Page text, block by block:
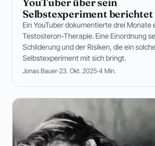
Selbstexperiment berichtet
Ein YouTuber dokumentierte drei Monate
Testosteron-Therapie. Eine Einordnung
Schilderung und der Risiken, die ein
Selbstexperiment mit sich bringt.
Jonas Bauer 23. Okt. 2025 4 Min.